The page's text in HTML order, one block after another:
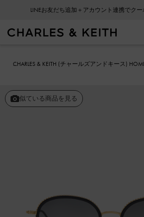
LINEお友だち追加＋アカウント連携でクー
CHARLES & KEITH (チャールズアンドキース)
似ている商品を見る